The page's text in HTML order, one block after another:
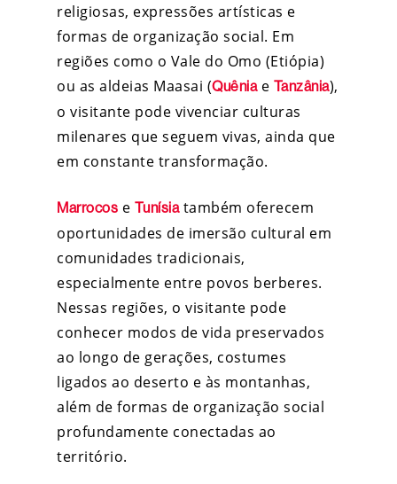
religiosas, expressões artísticas e
formas de organização social. Em
regiões como o Vale do Omo (Etiópia)
ou as aldeias Maasai (Quêniae Tanzânia),
o visitante pode vivenciar culturas
milenares que seguem vivas, ainda que
em constante transformação.
Marrocos e Tunísiatambém oferecem
oportunidades de imersão cultural em
comunidades tradicionais,
especialmente entre povos berberes.
Nessas regiões, o visitante pode
conhecer modos de vida preservados
ao longo de gerações, costumes
ligados ao deserto e às montanhas,
além de formas de organização social
profundamente conectadas ao
território.